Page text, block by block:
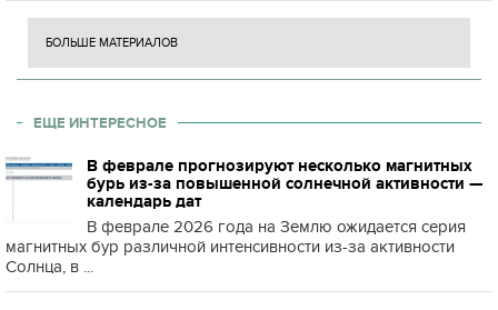
БОЛЬШЕ МАТЕРИАЛОВ
ЕЩЕ ИНТЕРЕСНОЕ
В феврале прогнозируют несколько магнитных
бурь из-за повышенной солнечной активности —
календарь дат
В феврале 2026 года на Землю ожидается серия
магнитных бур различной интенсивности из-за активности
Солнца, в ...